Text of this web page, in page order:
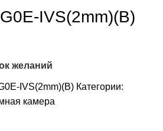
IVS(2mm)(B)
желаний
IVS(2mm)(B) Категории:
камера